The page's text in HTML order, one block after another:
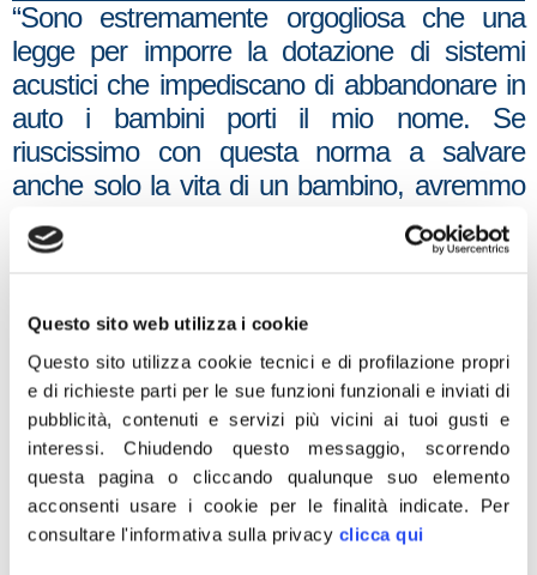
Questo sito web utilizza i cookie
Questo sito utilizza cookie tecnici e di profilazione propri
e di richieste parti per le sue funzioni funzionali e inviati di
pubblicità, contenuti e servizi più vicini ai tuoi gusti e
interessi.Chiudendo questo messaggio, scorrendo
questa pagina o cliccando qualunque suo elemento
acconsenti usare i cookie per le finalità indicate. Per
consultare l'informativa sulla privacy clicca qui
“Sono estremamente orgogliosa che una
legge per imporre la dotazione di sistemi
acustici che impediscano di abbandonare in
auto i bambini porti il mio nome. Se
riuscissimo con questa norma a salvare
anche solo la vita di un bambino, avremmo
dato un senso al nostro impegno politico e
saremmo ripagati di tutto il nostro lavoro.
nazione ad approvare un provvedimento di
questo tipo: speriamo di poter rappresentare
un’avanguardia e un punto di riferimento
anche per le altre nazioni perché il problema
non è soltanto in Italia.”
E’ quanto ha dichiarato in Piazza
Montecitorio il presidente di Fratelli d’Italia,